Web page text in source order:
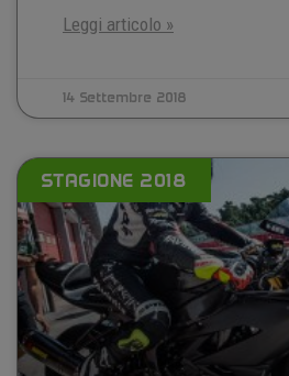
Leggi articolo »
14 Settembre 2018
STAGIONE 2018